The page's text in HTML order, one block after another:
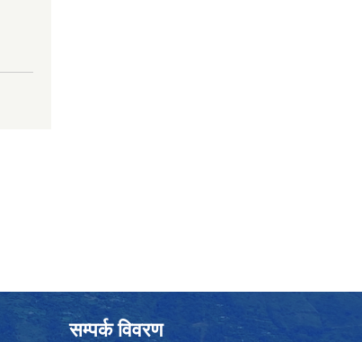
सम्पर्क विवरण